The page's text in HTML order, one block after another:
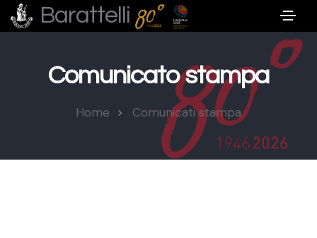
Barattelli
Comunicato stampa
Home Comunicati stampa